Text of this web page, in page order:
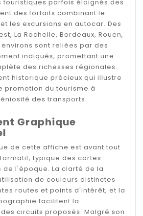
touristiques parfois éloignés des
des forfaits combinant le
les excursions en autocar. Des
La Rochelle, Bordeaux, Rouen,
environs sont reliées par des
indiqués, promettant une
des richesses régionales.
historique précieux qui illustre
promotion du tourisme à
des transports.
Graphique
de cette affiche est avant tout
typique des cartes
l'époque. La clarté de la
de couleurs distinctes
routes et points d'intérêt, et la
facilitent la
circuits proposés. Malgré son